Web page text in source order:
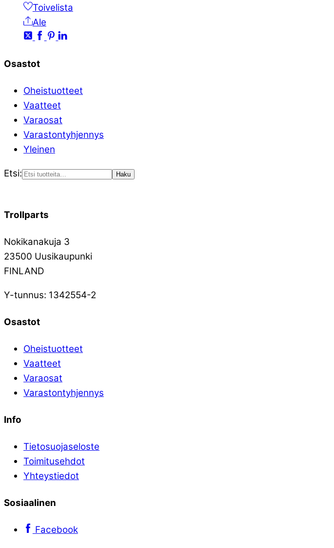
Toivelista
Ale
Osastot
Oheistuotteet
Vaatteet
Varaosat
Varastontyhjennys
Yleinen
Etsi: Haku
Trollparts
Nokikanakuja 3
23500 Uusikaupunki
FINLAND
Y-tunnus: 1342554-2
Osastot
Oheistuotteet
Vaatteet
Varaosat
Varastontyhjennys
Info
Tietosuojaseloste
Toimitusehdot
Yhteystiedot
Sosiaalinen
Facebook